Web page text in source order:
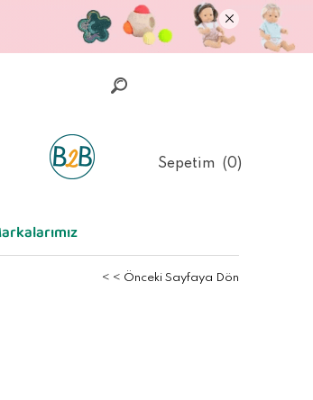
Sepetim 0
< < Önceki Sayfaya Dön